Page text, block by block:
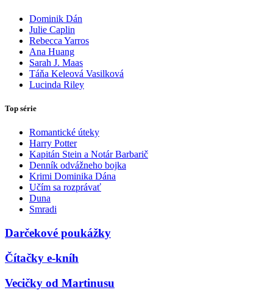
Dominik Dán
Julie Caplin
Rebecca Yarros
Ana Huang
Sarah J. Maas
Táňa Keleová Vasilková
Lucinda Riley
Top série
Romantické úteky
Harry Potter
Kapitán Stein a Notár Barbarič
Denník odvážneho bojka
Krimi Dominika Dána
Učím sa rozprávať
Duna
Smradi
Darčekové poukážky
Čítačky e-kníh
Vecičky od Martinusu